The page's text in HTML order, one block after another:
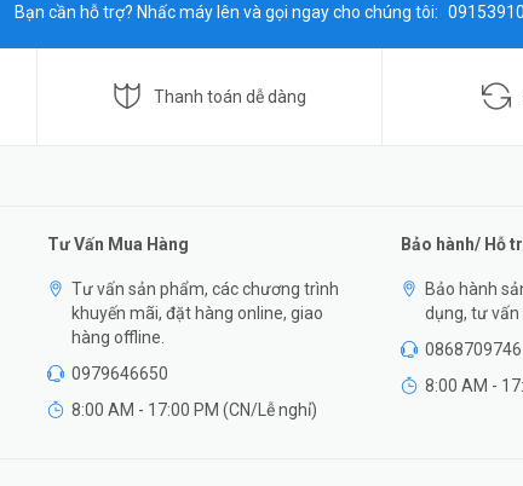
Bạn cần hỗ trợ? Nhấc máy lên và gọi ngay cho chúng tôi:
Thanh toán dễ dàng
Tư Vấn Mua Hàng
Tư vấn sản phẩm, các chương trình
khuyến mãi, đặt hàng online, giao
hàng offline.
0979646650
8:00 AM - 17:00 PM (CN/Lễ nghỉ)
Bảo hành/ Hỗ
Bảo hành
dụng, tư vấn
0868709746
8:00 AM -